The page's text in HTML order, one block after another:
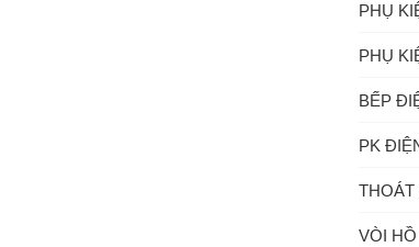
PHỤ
PHỤ
BẾP
PK
THOÁT
VÒI